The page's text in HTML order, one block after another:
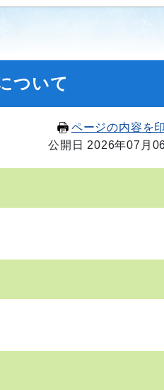
ついて
ページの内容を
公開日 2026年07月